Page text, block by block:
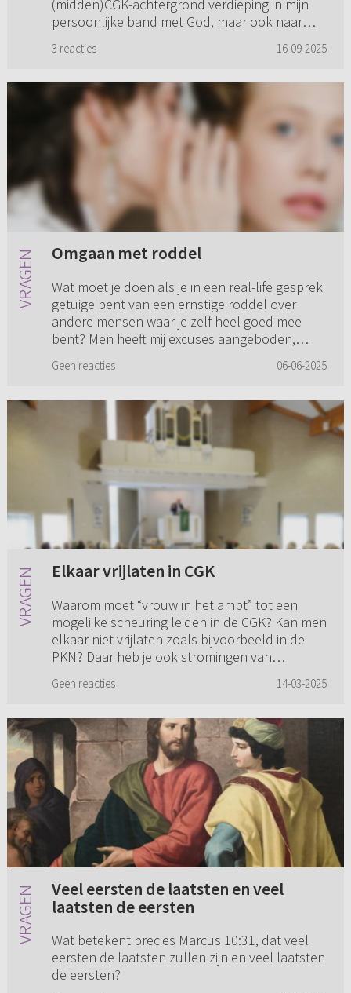
(midden)CGK-achtergrond verdieping in mijn
persoonlijke band met God, maar ook naar
3 reacties 16-09-2025
Omgaan met roddel
Wat moet je doen als je in een real-life gesprek
getuige bent van een ernstige roddel over
andere mensen waar je zelf heel goed mee
bent? Men heeft mij excuses aangeboden,
Geen reacties 06-06-2025
Elkaar vrijlaten in CGK
Waarom moet “vrouw in het ambt” tot een
mogelijke scheuring leiden in de CGK? Kan men
elkaar niet vrijlaten zoals bijvoorbeeld in de
PKN? Daar heb je ook stromingen van
Geen reacties 14-03-2025
Veel eersten de laatsten en veel
laatsten de eersten
Wat betekent precies Marcus 10:31, dat veel
eersten de laatsten zullen zijn en veel laatsten
de eersten?